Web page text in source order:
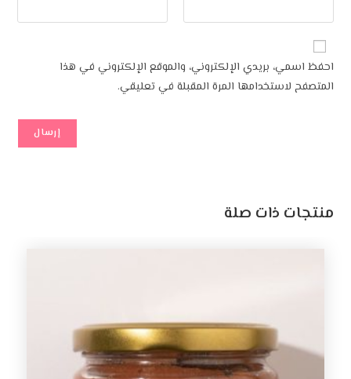
احفظ اسمي، بريدي الإلكتروني، والموقع الإلكتروني في هذا
المتصفح لاستخدامها المرة المقبلة في تعليقي.
منتجات ذات صلة